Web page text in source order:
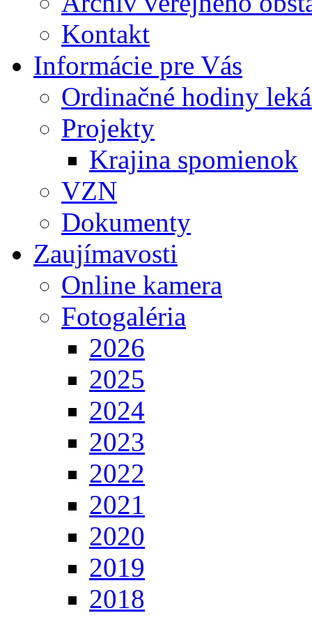
Kontakt
Informácie pre Vás
Ordinačné hodiny
Projekty
Krajina spomienok
VZN
Dokumenty
Zaujímavosti
Online kamera
Fotogaléria
2026
2025
2024
2023
2022
2021
2020
2019
2018